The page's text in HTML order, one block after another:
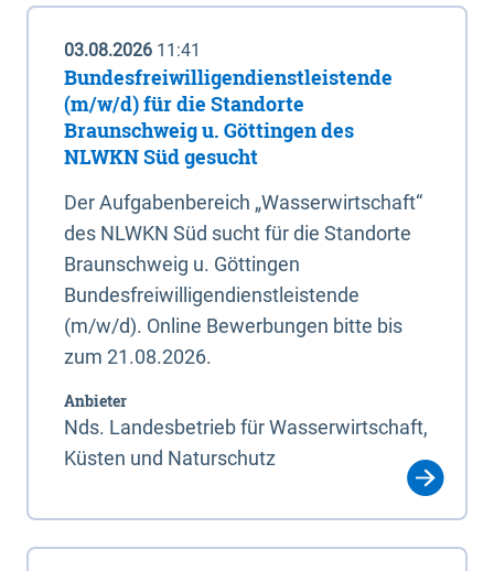
03.08.2026 11:41
Bundesfreiwilligendienstleistende
(m/w/d) für die Standorte
Braunschweig u. Göttingen des
NLWKN Süd gesucht
Der Aufgabenbereich „Wasserwirtschaft“
des NLWKN Süd sucht für die Standorte
Braunschweig u. Göttingen
Bundesfreiwilligendienstleistende
(m/w/d). Online Bewerbungen bitte bis
zum 21.08.2026.
Anbieter
Nds. Landesbetrieb für Wasserwirtschaft,
Küsten und Naturschutz